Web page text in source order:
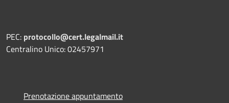
PEC: protocollo@cert.legalmail.it
Centralino Unico: 02457971
Prenotazione appuntamento